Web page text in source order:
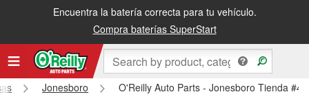
Encuentra la batería correcta para tu vehículo.
Compra baterías SuperStart
Recibe tu orden gratis al día siguiente o recógela en la tienda
Jonesboro
O'Reilly Auto Parts - Jonesboro Tienda